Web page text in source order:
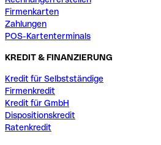
Firmenkarten
Zahlungen
POS-Kartenterminals
KREDIT & FINANZIERUNG
Kredit für Selbstständige
Firmenkredit
Kredit für GmbH
Dispositionskredit
Ratenkredit